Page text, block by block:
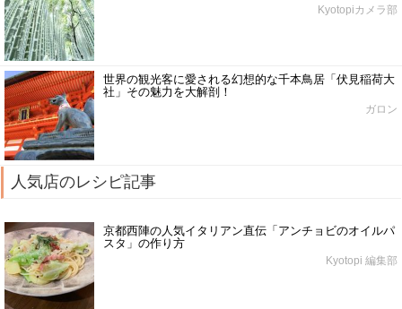
Kyotopiカメラ部
世界の観光客に愛される幻想的な千本鳥居「伏見稲荷大
社」その魅力を大解剖！
ガロン
人気店のレシピ記事
京都西陣の人気イタリアン直伝「アンチョビのオイルパ
スタ」の作り方
Kyotopi 編集部